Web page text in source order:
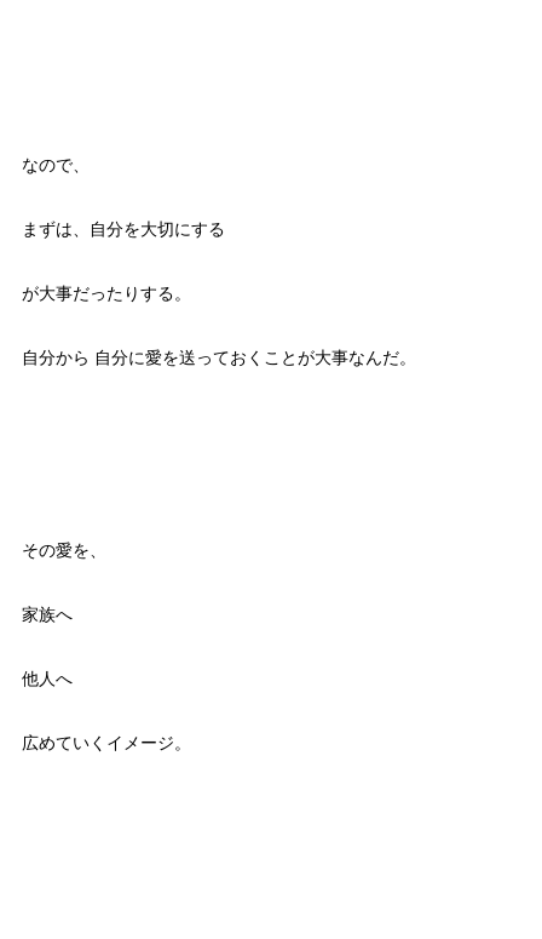
なので、
まずは、自分を大切にする
が大事だったりする。
自分から 自分に愛を送っておくことが大事なんだ。
その愛を、
家族へ
他人へ
広めていくイメージ。